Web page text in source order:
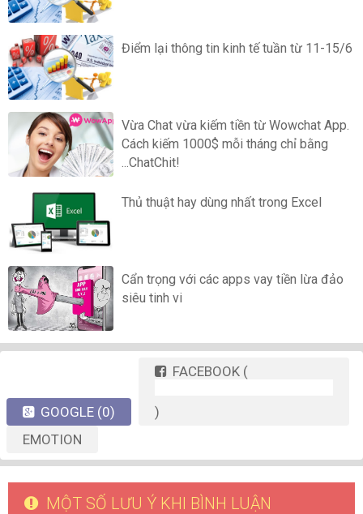
Điểm lại thông tin kinh tế tuần từ 11-15/6
Vừa Chat vừa kiếm tiền từ Wowchat App.
Cách kiếm 1000$ mỗi tháng chỉ bằng
...ChatChit!
Thủ thuật hay dùng nhất trong Excel
Cẩn trọng với các apps vay tiền lừa đảo
siêu tinh vi
GOOGLE (0)
FACEBOOK (
)
EMOTION
MỘT SỐ LƯU Ý KHI BÌNH LUẬN